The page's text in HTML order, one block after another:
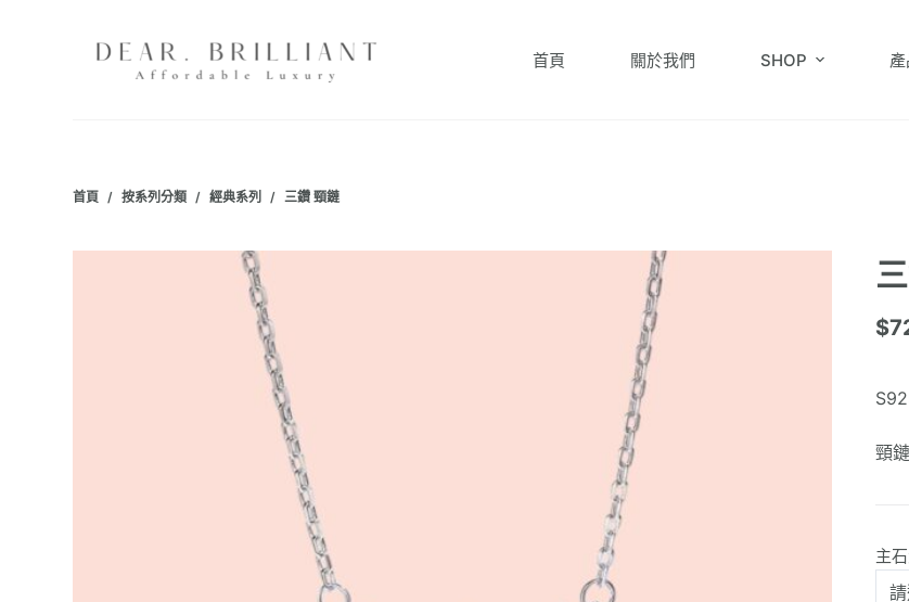
首頁 關於我們 SHOP
首頁 / 按系列分類 / 經典系列 / 三鑽 頸鏈
$
頸
主